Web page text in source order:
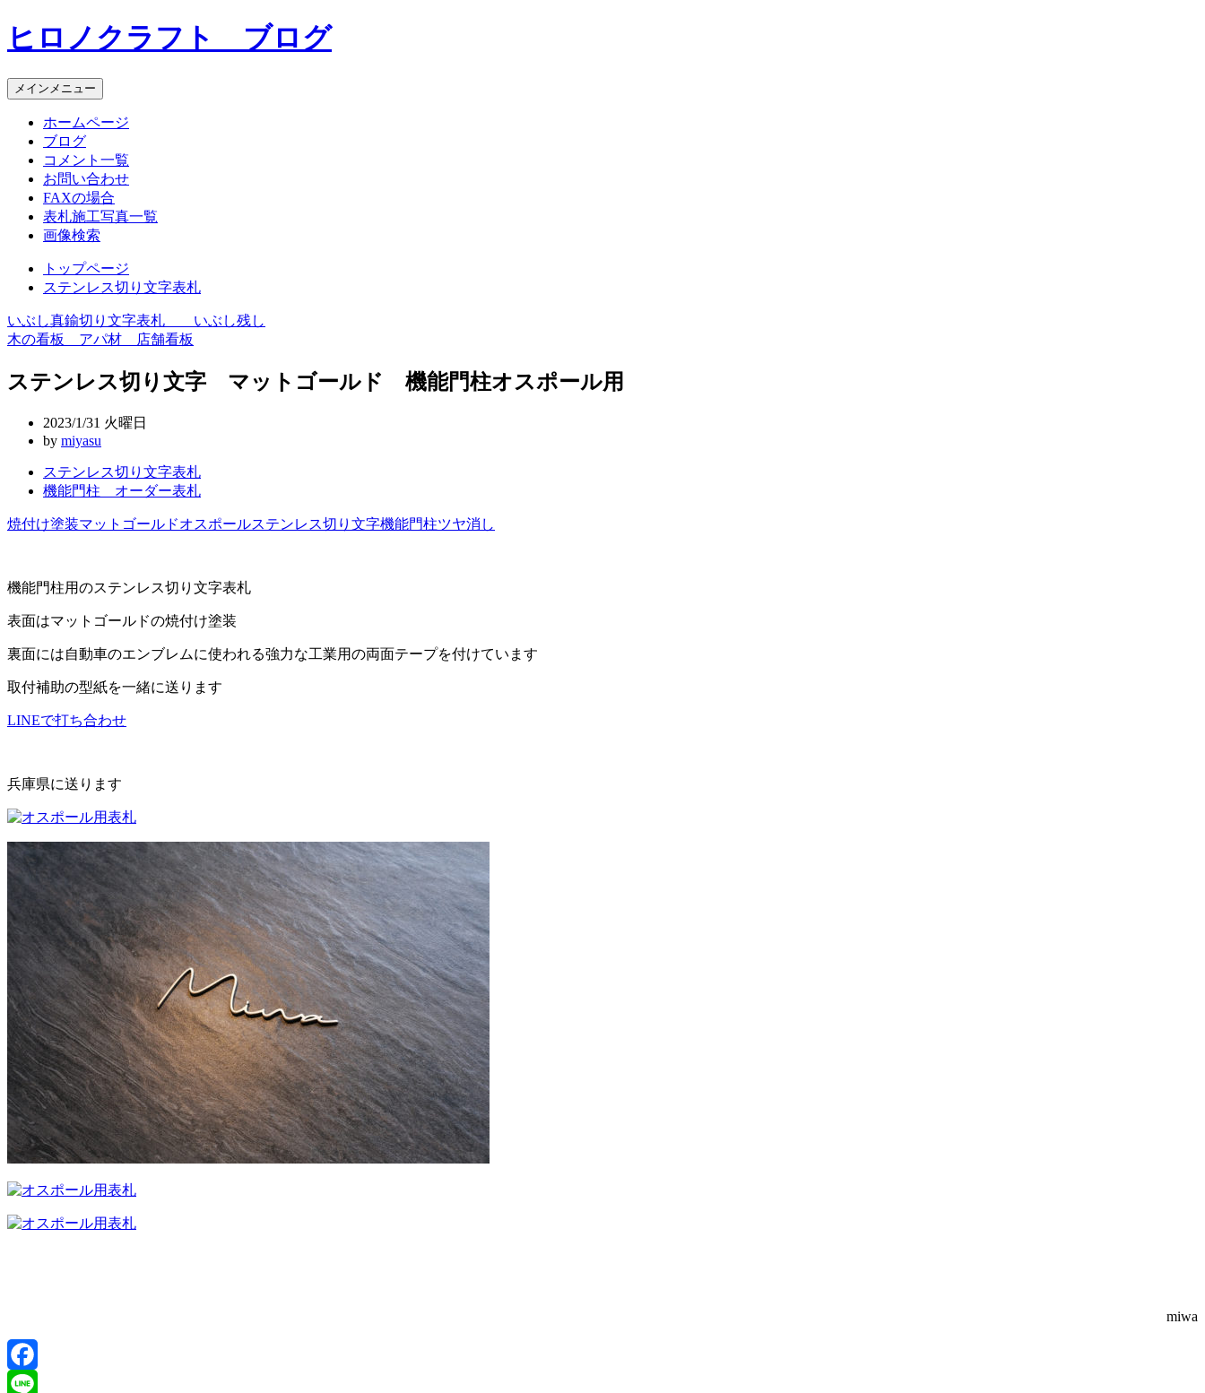
コ
ン
ン
ツ
ヒロノクラフト ブログ
メインメニュー
ホームページ
ブログ
コメント一覧
お問い合わせ
FAXの場合
表札施工写真一覧
画像検索
トップページ
ステンレス切り文字表札
投
稿
ナ
ョ
いぶし真鍮切り文字表札 いぶし残し
木の看板 アパ材 店舗看板
ステンレス切り文字 マットゴールド 機能門柱オスポール用
2023/1/31 火曜日
by miyasu
ステンレス切り文字表札
機能門柱 オーダー表札
焼付け塗装マットゴールドオスポールステンレス切り文字機能門柱ツヤ消し
機能門柱用のステンレス切り文字表札
表面はマットゴールドの焼付け塗装
裏面には自動車のエンブレムに使われる強力な工業用の両面テープを付けています
取付補助の型紙を一緒に送ります
LINEで打ち合わせ
兵庫県に送ります
miwa
Facebook